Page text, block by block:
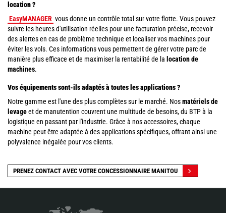
location ?
EasyMANAGER vous donne un contrôle total sur votre flotte. Vous pouvez
suivre les heures d'utilisation réelles pour une facturation précise, recevoir
des alertes en cas de problème technique et localiser vos machines pour
éviter les vols. Ces informations vous permettent de gérer votre parc de
manière plus efficace et de maximiser la rentabilité de la location de
machines.
Vos équipements sont-ils adaptés à toutes les applications ?
Notre gamme est l'une des plus complètes sur le marché. Nosmatériels de
levageet de manutention couvrent une multitude de besoins, du BTP à la
logistique en passant par l'industrie. Grâce à nos accessoires, chaque
machine peut être adaptée à des applications spécifiques, offrant ainsi une
polyvalence inégalée pour vos clients.
PRENEZ CONTACT AVEC VOTRE CONCESSIONNAIRE MANITOU